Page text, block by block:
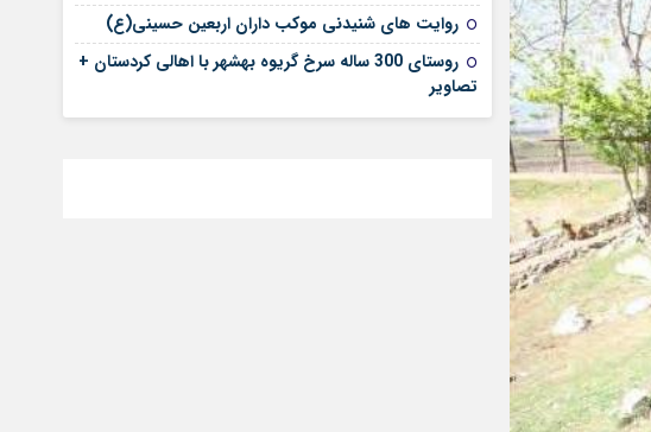
روایت های شنیدنی موکب داران اربعین حسینی(ع)
روستای 300 ساله سرخ ‌گریوه بهشهر با اهالی کردستان +
تصاویر